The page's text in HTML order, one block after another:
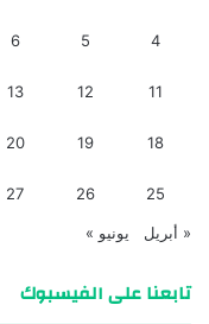
4
5
6
11
12
13
18
19
20
25
26
27
« أبريل يونيو »
تابعنا على الفيسبوك